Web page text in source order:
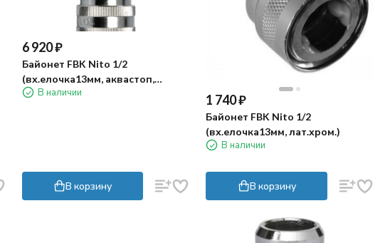
6 920₽
Байонет FBK Nito 1/2
(вх.елочка13мм, аквастоп,
лат.хром.)
В наличии
В корзину
1 740₽
Байонет FBK Nito 1/2
(вх.елочка13мм, лат.хром.)
В наличии
В корзину